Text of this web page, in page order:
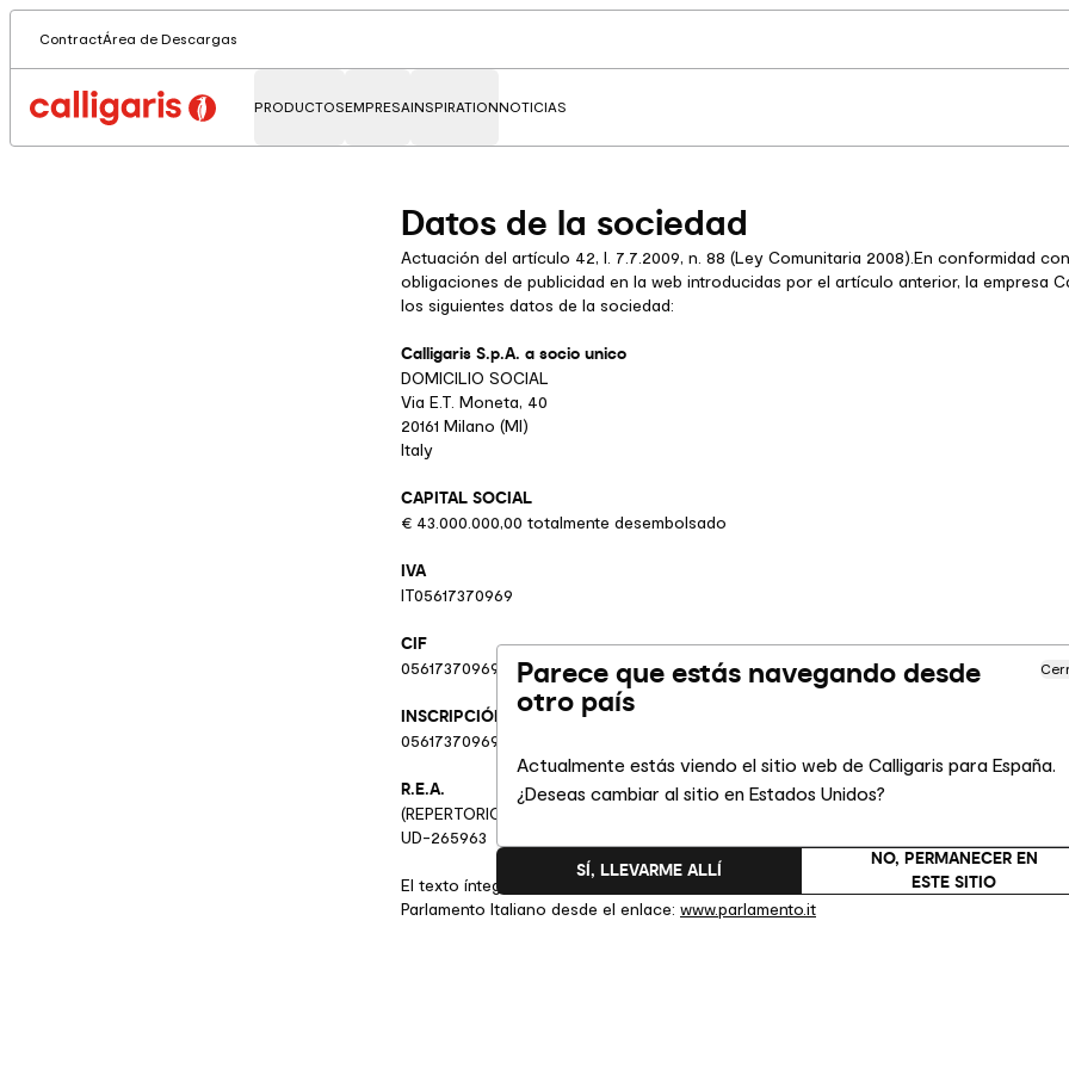
ContractÁrea de Descargas
PRODUCTOSEMPRESAINSPIRATIONNOTICIAS
Datos de la sociedad
Actuación del artículo 42, l. 7.7.2009, n. 88 (Ley Comunitaria 2008).En conformidad
obligaciones de publicidad en la web introducidas por el artículo anterior, la empresa
los siguientes datos de la sociedad:
Calligaris S.p.A. a socio unico
DOMICILIO SOCIAL
Via E.T. Moneta, 40
20161 Milano (MI)
Italy
CAPITAL SOCIAL
€ 43.000.000,00 totalmente desembolsado
IVA
IT05617370969
CIF
05617370969
INSCRIPCIÓN EN EL REGISTRO MERCANTIL DE UDINE
05617370969
R.E.A.
(REPERTORIO ECONÓMICO ADMINISTRATIVO)
UD-265963
El texto íntegro de la Ley Italiana 88/2009 se puede consultar directamente en el sitio
Parlamento Italiano desde el enlace: www.parlamento.it
Parece que estás navegando desde
otro país
Actualmente estás viendo el sitio web de Calligaris para España.
¿Deseas cambiar al sitio en Estados Unidos?
NO, PERMANECER EN
ESTE SITIO
SÍ, LLEVARME ALLÍ